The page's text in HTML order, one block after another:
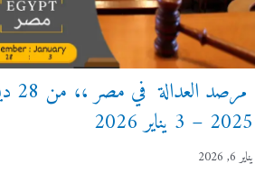
2025 – 3 يناير 2026
يناير 6, 2026